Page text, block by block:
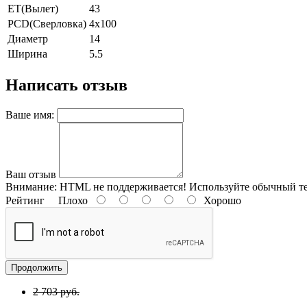
ET(Вылет)
43
PCD(Сверловка) 4x100
Диаметр
14
Ширина
5.5
Написать отзыв
Ваше имя:
Ваш отзыв
Внимание: HTML не поддерживается! Используйте обычный
Рейтинг Плохо Хорошо
Продолжить
2 703 руб.